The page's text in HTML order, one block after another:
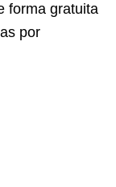
forma gratuita
por